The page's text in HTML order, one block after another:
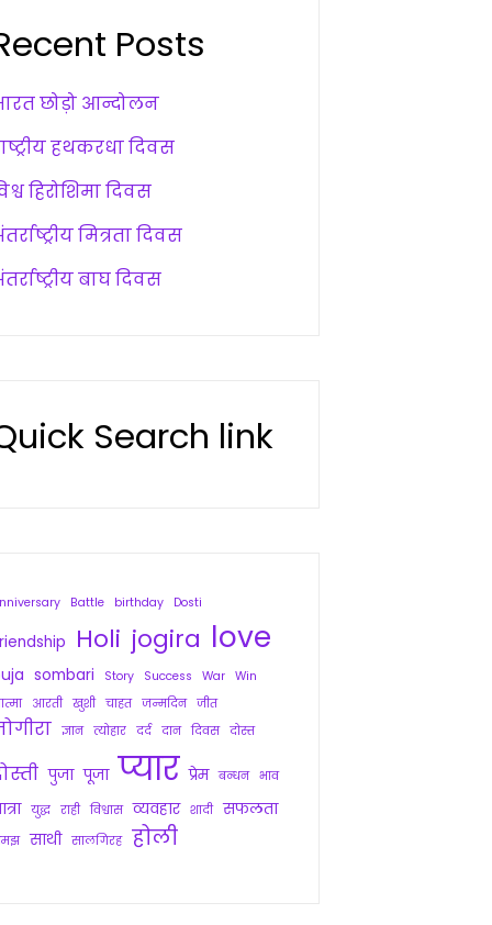
Posts
छोड़ो आन्दोलन
हथकरधा दिवस
हिरोशिमा दिवस
मित्रता दिवस
बाघ दिवस
Search link
Battle birthday Dosti
Holi jogira love
sombari Story Success War
Win
आरती खुशी चाहत जन्मदिन जीत
ज्ञान त्योहार दर्द दान दिवस दोस्त
पुजा पूजा प्यार प्रेम बन्धन भाव
युद्ध राही विश्वास व्यवहार शादी सफलता
साथी सालगिरह होली